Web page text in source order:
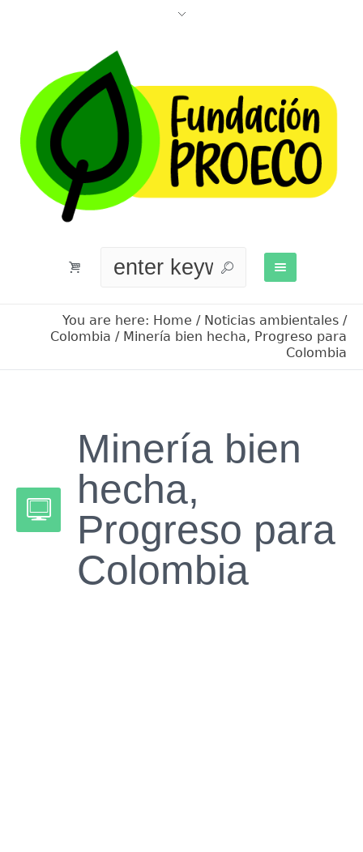
You are here: Home / Noticias ambientales /
Colombia / Minería bien hecha, Progreso para
Colombia
Minería bien
hecha,
Progreso para
Colombia